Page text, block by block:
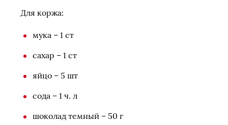
Для коржа:
мука – 1 ст
сахар – 1 ст
яйцо – 5 шт
сода – 1 ч. л
шоколад темный – 50 г